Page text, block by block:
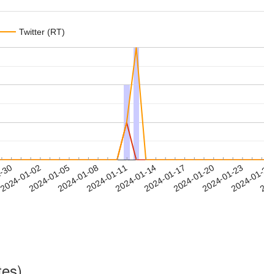
Twitter (RT)
01-02
2024-01-052024-01-082024-01-112024-01-142024-01-172024-01-202024-01-23
2024-